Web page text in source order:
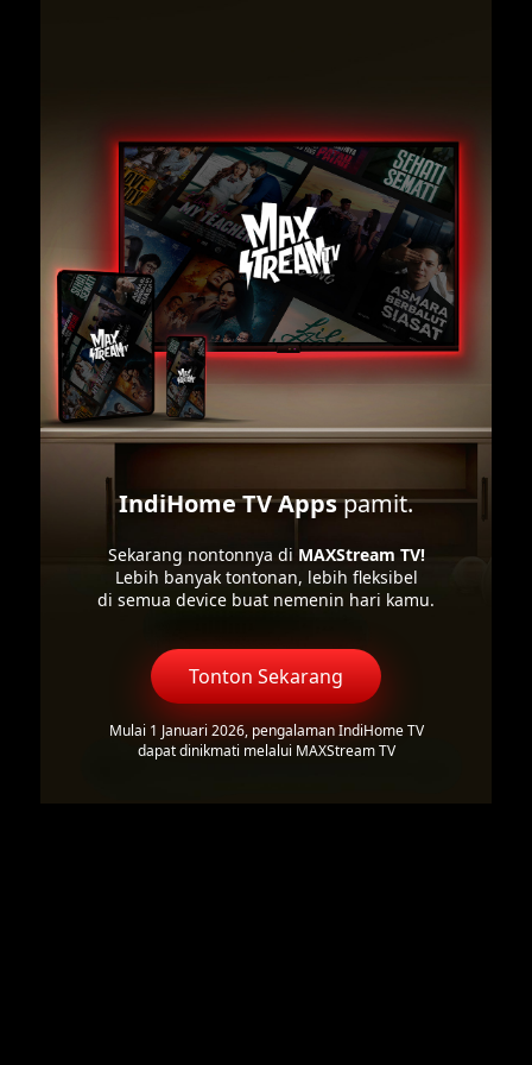
IndiHome TV Appspamit.
Sekarang nontonnya di MAXStream TV!
Lebih banyak tontonan, lebih fleksibel
di semua device buat nemenin hari kamu.
Tonton Sekarang
Mulai 1 Januari 2026, pengalaman IndiHome TV
dapat dinikmati melalui MAXStream TV